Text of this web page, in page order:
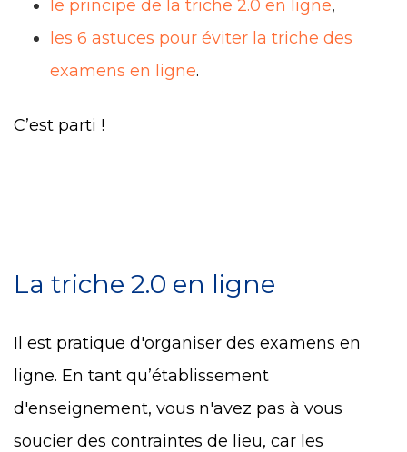
le principe de la triche 2.0 en ligne,
les 6 astuces pour éviter la triche des
examens en ligne.
C’est parti !
La triche 2.0 en ligne
Il est pratique d'organiser des examens en
ligne. En tant qu’établissement
d'enseignement, vous n'avez pas à vous
soucier des contraintes de lieu, car les